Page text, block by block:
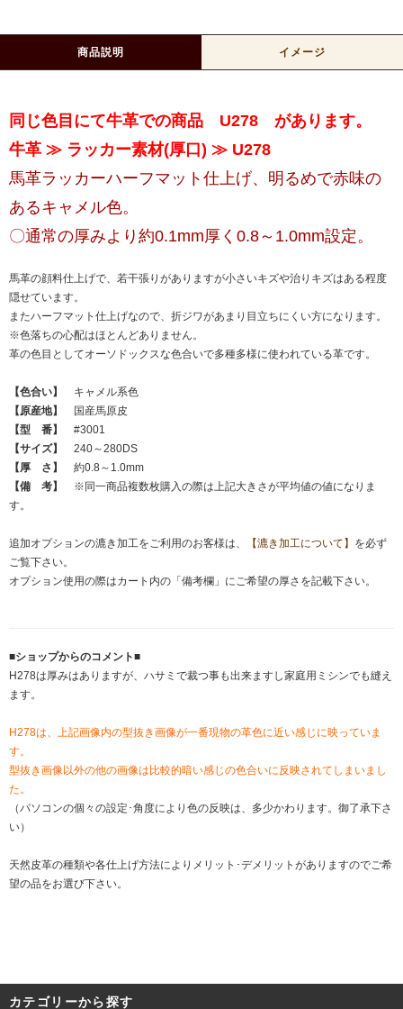
商品説明 イメージ
同じ色目にて牛革での商品 U278 があります。
牛革 ≫ ラッカー素材(厚口) ≫ U278
馬革ラッカーハーフマット仕上げ、明るめで赤味の
あるキャメル色。
〇通常の厚みより約0.1mm厚く0.8～1.0mm設定。
馬革の顔料仕上げで、若干張りがありますが小さいキズや治りキズはある程度
隠せています。
またハーフマット仕上げなので、折ジワがあまり目立ちにくい方になります。
※色落ちの心配はほとんどありません。
革の色目としてオーソドックスな色合いで多種多様に使われている革です。
【色合い】
キャメル系色
【原産地】
国産馬原皮
【型 番】
#3001
【サイズ】
240～280DS
【厚 さ】
約0.8～1.0mm
【備 考】
※同一商品複数枚購入の際は上記大きさが平均値の値になりま
す。
追加オプションの漉き加工をご利用のお客様は、 【漉き加工について】 を必ず
ご覧下さい。
オプション使用の際はカート内の「備考欄」にご希望の厚さを記載下さい。
■ショップからのコメント■
H278は厚みはありますが、ハサミで裁つ事も出来ますし家庭用ミシンでも縫え
ます。
H278は、上記画像内の型抜き画像が一番現物の革色に近い感じに映っていま
す。
型抜き画像以外の他の画像は比較的暗い感じの色合いに反映されてしまいまし
た。
（パソコンの個々の設定･角度により色の反映は、多少かわります。御了承下さ
い）
天然皮革の種類や各仕上げ方法によりメリット･デメリットがありますのでご希
望の品をお選び下さい。
カテゴリーから探す